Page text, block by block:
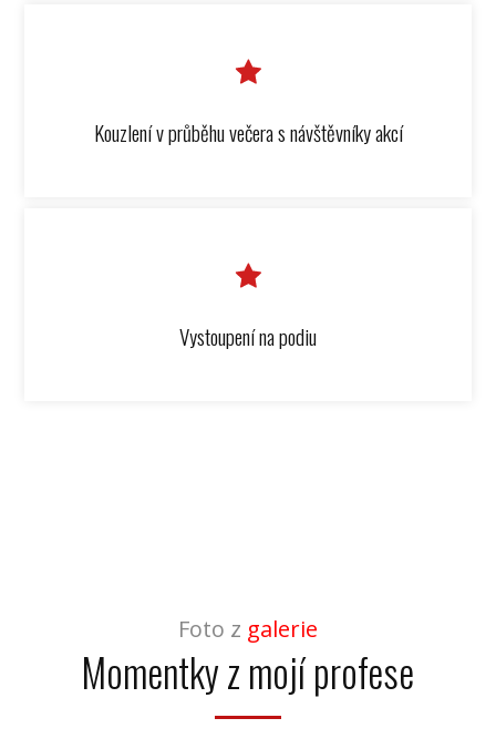
Kouzlení v průběhu večera s návštěvníky akcí
Vystoupení na podiu
Foto z galerie
Momentky z mojí profese